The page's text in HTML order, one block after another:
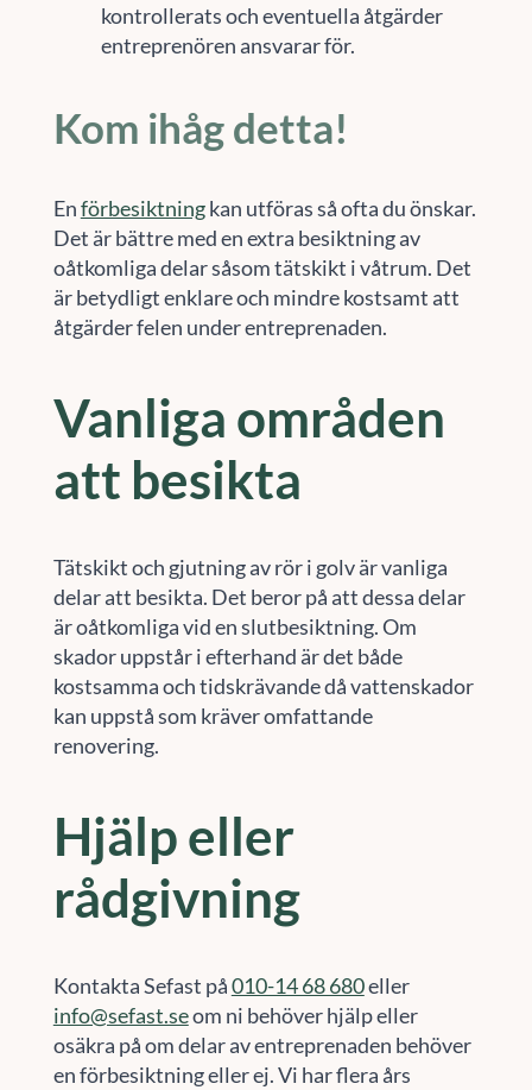
kontrollerats och eventuella åtgärder
entreprenören ansvarar för.
Kom ihåg detta!
Enförbesiktningkan utföras så ofta du önskar.
Det är bättre med en extra besiktning av
oåtkomliga delar såsom tätskikt i våtrum. Det
är betydligt enklare och mindre kostsamt att
åtgärder felen under entreprenaden.
Vanliga områden
att besikta
Tätskikt och gjutning av rör i golv är vanliga
delar att besikta. Det beror på att dessa delar
är oåtkomliga vid en slutbesiktning. Om
skador uppstår i efterhand är det både
kostsamma och tidskrävande då vattenskador
kan uppstå som kräver omfattande
renovering.
Hjälp eller
rådgivning
Kontakta Sefast på010-14 68 680eller
info@sefast.seom ni behöver hjälp eller
osäkra på om delar av entreprenaden behöver
en förbesiktning eller ej. Vi har flera års